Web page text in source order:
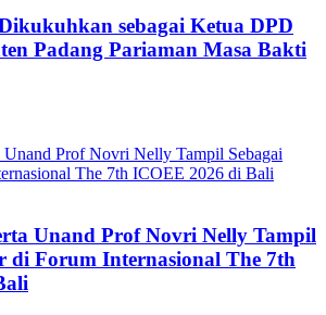
sebagai Ketua DPD
Padang Pariaman Masa Bakti
Unand Prof Novri Nelly Tampil
di Forum Internasional The 7th